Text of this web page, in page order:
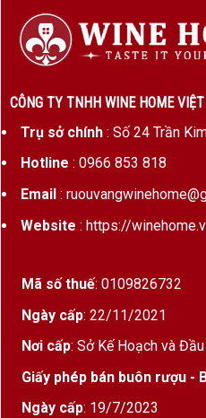
CÔNG TY TNHH WINE HOME
Trụ sở chính: Số 24 Trần
Hotline : 0966 853 818
Email:
Website : https://
Mã số thuế: 0109826732
Ngày cấp: 22/11/2021
Nơi cấp: Sở Kế Hoạch và
Giấy phép bán buôn rượu -
Ngày cấp: 19/7/2023